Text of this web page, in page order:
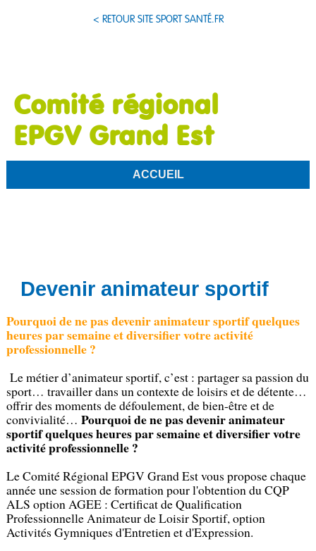
< RETOUR SITE SPORT SANTÉ.FR
Comité régional
EPGV Grand Est
ACCUEIL
Devenir animateur sportif
Pourquoi de ne pas devenir animateur sportif quelques
heures par semaine et diversifier votre activité
professionnelle ?
Le métier d’animateur sportif, c’est : partager sa passion du
sport… travailler dans un contexte de loisirs et de détente…
offrir des moments de défoulement, de bien-être et de
convivialité… Pourquoi de ne pas devenir animateur
sportif quelques heures par semaine et diversifier votre
activité professionnelle ?
Le Comité Régional EPGV Grand Est vous propose chaque
année une session de formation pour l'obtention du CQP
ALS option AGEE : Certificat de Qualification
Professionnelle Animateur de Loisir Sportif, option
Activités Gymniques d'Entretien et d'Expression.